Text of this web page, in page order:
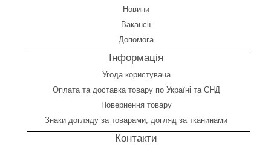
Новини
Вакансії
Допомога
Інформація
Угода користувача
Оплата та доставка товару по Україні та СНД
Повернення товару
Знаки догляду за товарами, догляд за тканинами
Контакти